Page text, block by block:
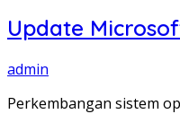
Update
admin
Perkembangan sistem